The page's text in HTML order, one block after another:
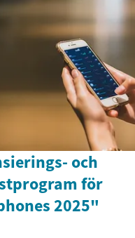
och
för
2025"